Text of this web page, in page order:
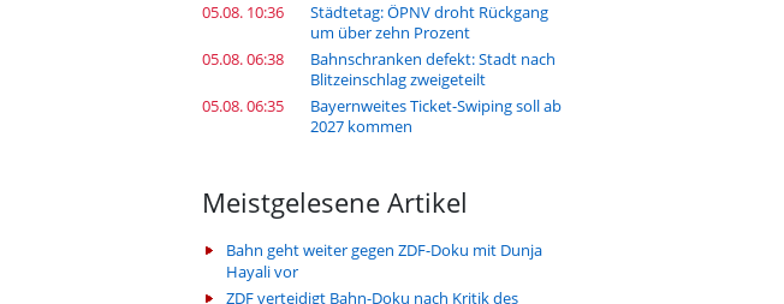
05.08. 10:36
Städtetag: ÖPNV droht Rückgang
um über zehn Prozent
05.08. 06:38
Bahnschranken defekt: Stadt nach
Blitzeinschlag zweigeteilt
05.08. 06:35
Bayernweites Ticket-Swiping soll ab
2027 kommen
Meistgelesene Artikel
Bahn geht weiter gegen ZDF-Doku mit Dunja
Hayali vor
ZDF verteidigt Bahn-Doku nach Kritik des